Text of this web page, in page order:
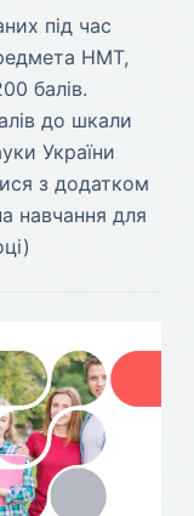
під час
НМТ,
балів.
до шкали
України
з додатком
навчання для